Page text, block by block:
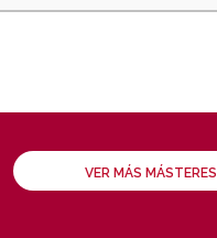
VER MÁS MÁSTERES